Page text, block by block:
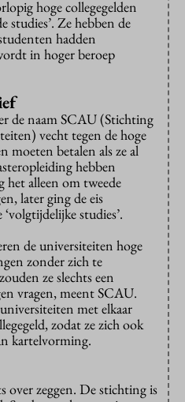
hoge collegegelden
studies’. Ze hebben de
hadden
in hoger beroep
de naam SCAU (Stichting
vecht tegen de hoge
moeten betalen als ze al
hebben
het alleen om tweede
later ging de eis
studies’.
de universiteiten hoge
zonder zich te
ze slechts een
vragen, meent SCAU.
met elkaar
zodat ze zich ook
kartelvorming.
over zeggen. De stichting is